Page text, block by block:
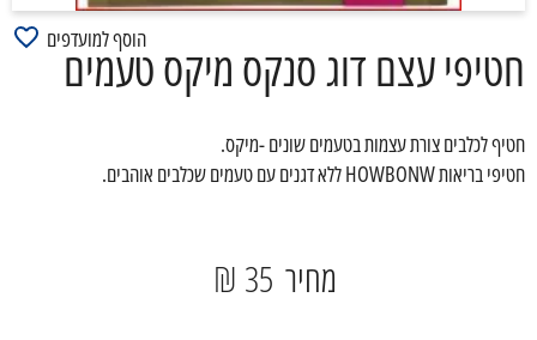
חטיפי עצם דוג סנקס מיקס טעמים
הוסף למועדפים
חטיף לכלבים צורת עצמות בטעמים שונים -מיקס.
חטיפי בריאות HOWBONW ללא דגנים עם טעמים שכלבים אוהבים.
מחיר 35 ₪